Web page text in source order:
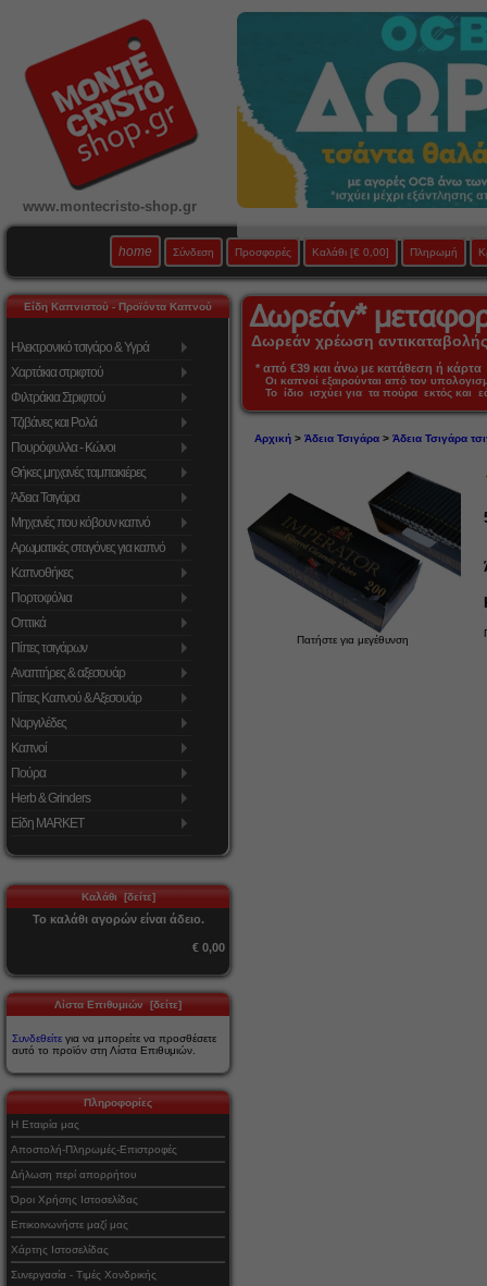
www.montecristo-shop.gr
home Σύνδεση Προσφορές Καλάθι [€ 0,00] Πληρωμή
Είδη Καπνιστού - Προϊόντα Καπνού
Ηλεκτρονικό τσιγάρο & Υγρά
Χαρτάκια στριφτού
Φιλτράκια Στριφτού
Τζιβάνες και Ρολά
Πουρόφυλλα - Κώνοι
Θήκες μηχανές ταμπακιέρες
Άδεια Τσιγάρα
Μηχανές που κόβουν καπνό
Αρωματικές σταγόνες για καπνό
Καπνοθήκες
Πορτοφόλια
Οπτικά
Πίπες τσιγάρων
Αναπτήρες & αξεσουάρ
Πίπες Καπνού & Αξεσουάρ
Ναργιλέδες
Καπνοί
Πούρα
Herb & Grinders
Είδη MARKET
Καλάθι [δείτε]
Το καλάθι αγορών είναι άδειο.
€ 0,00
Λίστα Επιθυμιών [δείτε]
Συνδεθείτε για να μπορείτε να προσθέσετε
αυτό το προϊόν στη Λίστα Επιθυμιών.
Πληροφορίες
Η Εταιρία μας
Αποστολή-Πληρωμές-Επιστροφές
Δήλωση περί απορρήτου
Όροι Χρήσης Ιστοσελίδας
Επικοινωνήστε μαζί μας
Χάρτης Ιστοσελίδας
Συνεργασία - Τιμές Χονδρικής
Δωρεάν χρέωση
* από €39 και άνω με κατάθεση ή
Οι καπνοί εξαιρούνται από τον
Το ίδιο ισχύει για τα πούρα εκτός και
Αρχική> Άδεια Τσιγάρα> Άδεια Τσιγάρα
Πατήστε για μεγέθυνση